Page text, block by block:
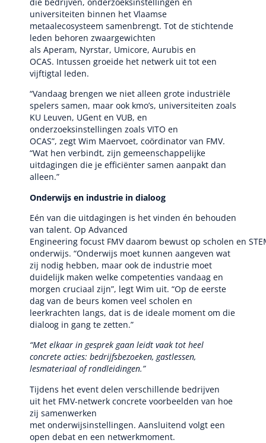
universiteiten binnen het Vlaamse
metaalecosysteem samenbrengt. Tot de stichtende
leden behoren zwaargewichten
als Aperam, Nyrstar, Umicore, Aurubis en
OCAS. Intussen groeide het netwerk uit tot een
vijftigtal leden.
“Vandaag brengen we niet alleen grote industriële
spelers samen, maar ook kmo’s, universiteiten zoals
KU Leuven, UGent en VUB, en
onderzoeksinstellingen zoals VITO en
OCAS”, zegt Wim Maervoet, coördinator van FMV.
“Wat hen verbindt, zijn gemeenschappelijke
uitdagingen die je efficiënter samen aanpakt dan
alleen.”
Onderwijs en industrie in dialoog
Eén van die uitdagingen is het vinden én behouden
van talent. Op Advanced
Engineering focust FMV daarom bewust op scholen en
onderwijs. “Onderwijs moet kunnen aangeven wat
zij nodig hebben, maar ook de industrie moet
duidelijk maken welke competenties vandaag en
morgen cruciaal zijn”, legt Wim uit. “Op de eerste
dag van de beurs komen veel scholen en
leerkrachten langs, dat is de ideale moment om die
dialoog in gang te zetten.”
“Met elkaar in gesprek gaan leidt vaak tot heel
concrete acties: bedrijfsbezoeken, gastlessen,
lesmateriaal of rondleidingen.”
Tijdens het event delen verschillende bedrijven
uit het FMV-netwerk concrete voorbeelden van hoe
zij samenwerken
met onderwijsinstellingen. Aansluitend volgt een
open debat en een netwerkmoment.